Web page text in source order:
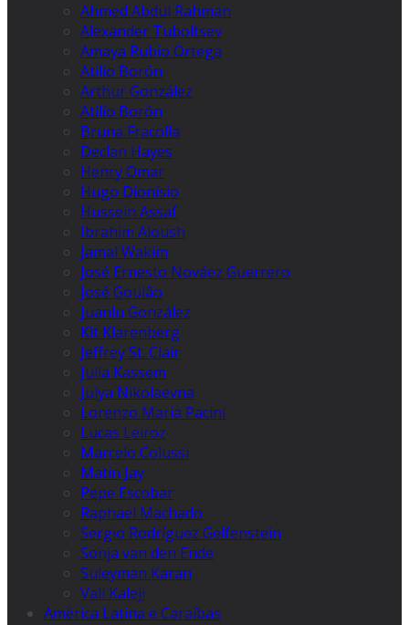
Ahmed Abdul Rahman
Alexander Tuboltsev
Amaya Rubio Ortega
Atilio Borón
Arthur González
Atilio Borón
Bruna Fracolla
Declan Hayes
Henry Omar
Hugo Dionísio
Hussein Assaf
Ibrahim Aloush
Jamal Wakim
José Ernesto Nováez Guerrero
José Goulão
Juanlu González
Kit Klarenberg
Jeffrey St. Clair
Julia Kassem
Julya Nikolaevna
Lorenzo Maria Pacini
Lucas Leiroz
Marcelo Colussi
Matin Jay
Pepe Escobar
Raphael Machado
Sergio Rodríguez Gelfenstein
Sonja van den Ende
Suleyman Karan
Vali Kaleji
América Latina e Caraíbas